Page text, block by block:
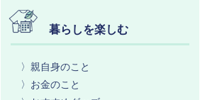
暮らしを楽しむ
〉親自身のこと
〉お金のこと